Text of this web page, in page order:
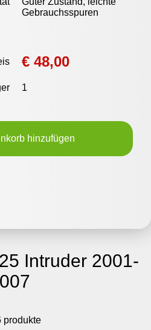
Gebrauchsspuren
€ 48,00
1
hinzufügen
Intruder 2001-
produkte